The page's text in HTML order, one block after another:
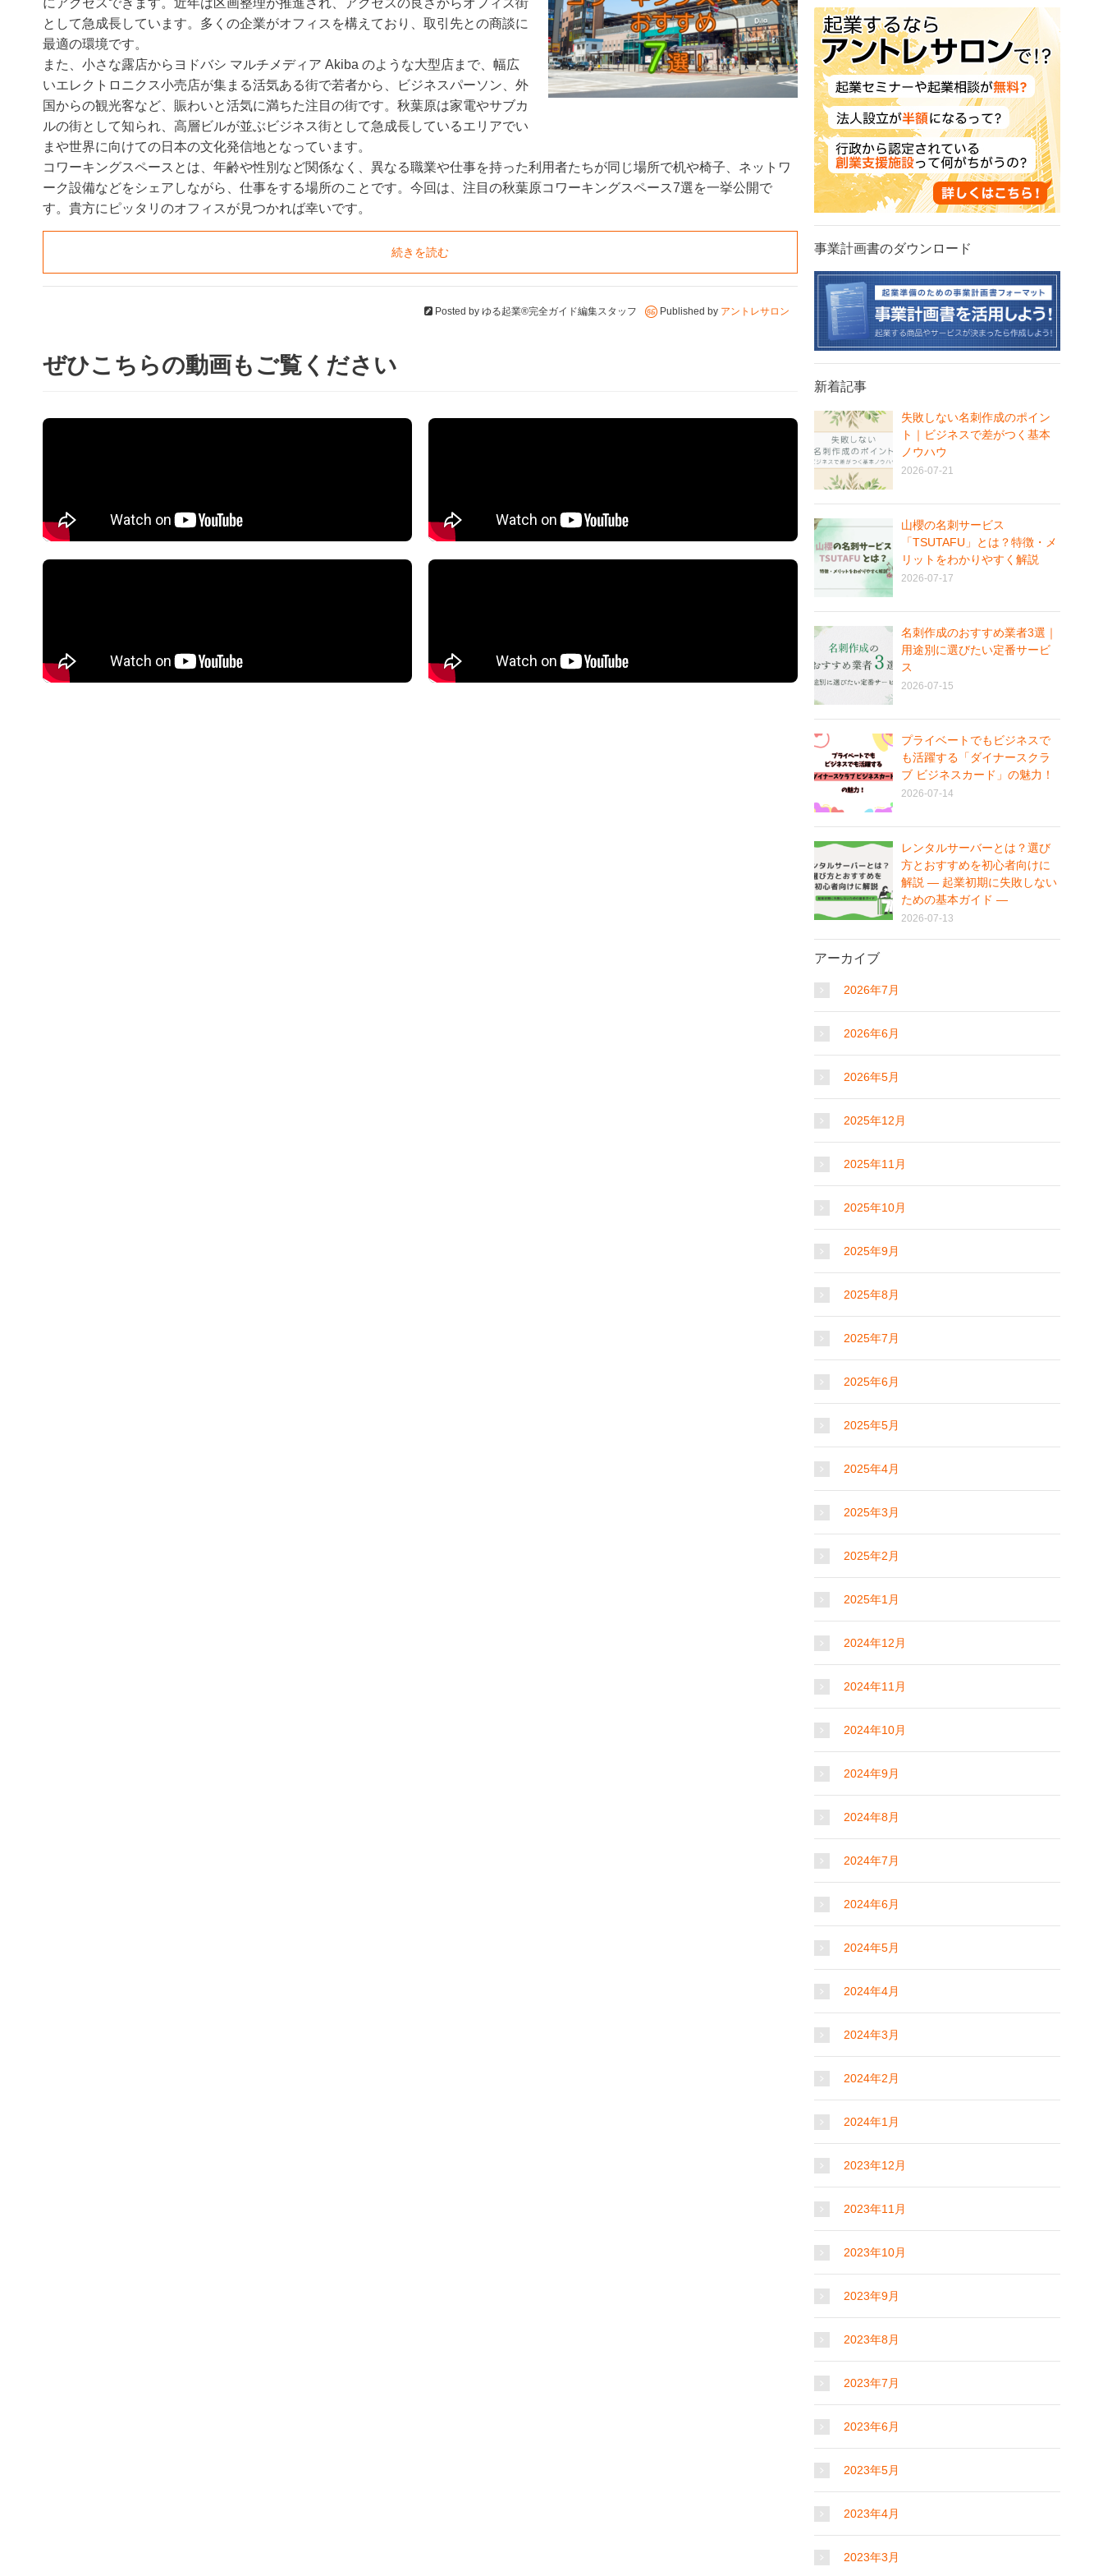
にアクセスできます。近年は区画整理が推進され、アクセスの良さからオフィス街
として急成長しています。多くの企業がオフィスを構えており、取引先との商談に
最適の環境です。
また、小さな露店からヨドバシ マルチメディア Akiba のような大型店まで、幅広
いエレクトロニクス小売店が集まる活気ある街で若者から、ビジネスパーソン、外
国からの観光客など、賑わいと活気に満ちた注目の街です。秋葉原は家電やサブカ
ルの街として知られ、高層ビルが並ぶビジネス街として急成長しているエリアでい
まや世界に向けての日本の文化発信地となっています。
コワーキングスペースとは、年齢や性別など関係なく、異なる職業や仕事を持った利用者たちが同じ場所で机や椅子、ネットワ
ーク設備などをシェアしながら、仕事をする場所のことです。今回は、注目の秋葉原コワーキングスペース7選を一挙公開で
す。貴方にピッタリのオフィスが見つかれば幸いです。
続きを読む
Posted by ゆる起業®完全ガイド編集スタッフ Published by アントレサロン
ぜひこちらの動画もご覧ください
事業計画書のダウンロード
新着記事
失敗しない名刺作成のポイン
ト｜ビジネスで差がつく基本
ノウハウ
2026-07-21
山櫻の名刺サービス
「TSUTAFU」とは？特徴・メ
リットをわかりやすく解説
2026-07-17
名刺作成のおすすめ業者3選｜
用途別に選びたい定番サービ
ス
2026-07-15
プライベートでもビジネスで
も活躍する「ダイナースクラ
ブ ビジネスカード」の魅力！
2026-07-14
レンタルサーバーとは？選び
方とおすすめを初心者向けに
解説 ― 起業初期に失敗しない
ための基本ガイド ―
2026-07-13
アーカイブ
2026年7月
2026年6月
2026年5月
2025年12月
2025年11月
2025年10月
2025年9月
2025年8月
2025年7月
2025年6月
2025年5月
2025年4月
2025年3月
2025年2月
2025年1月
2024年12月
2024年11月
2024年10月
2024年9月
2024年8月
2024年7月
2024年6月
2024年5月
2024年4月
2024年3月
2024年2月
2024年1月
2023年12月
2023年11月
2023年10月
2023年9月
2023年8月
2023年7月
2023年6月
2023年5月
2023年4月
2023年3月